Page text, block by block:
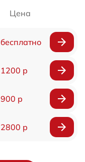
Цена
бесплатно
1200 р
900 р
2800 р